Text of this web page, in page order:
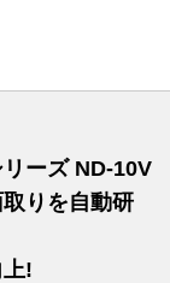
ーズ ND-10V
りを自動研
!